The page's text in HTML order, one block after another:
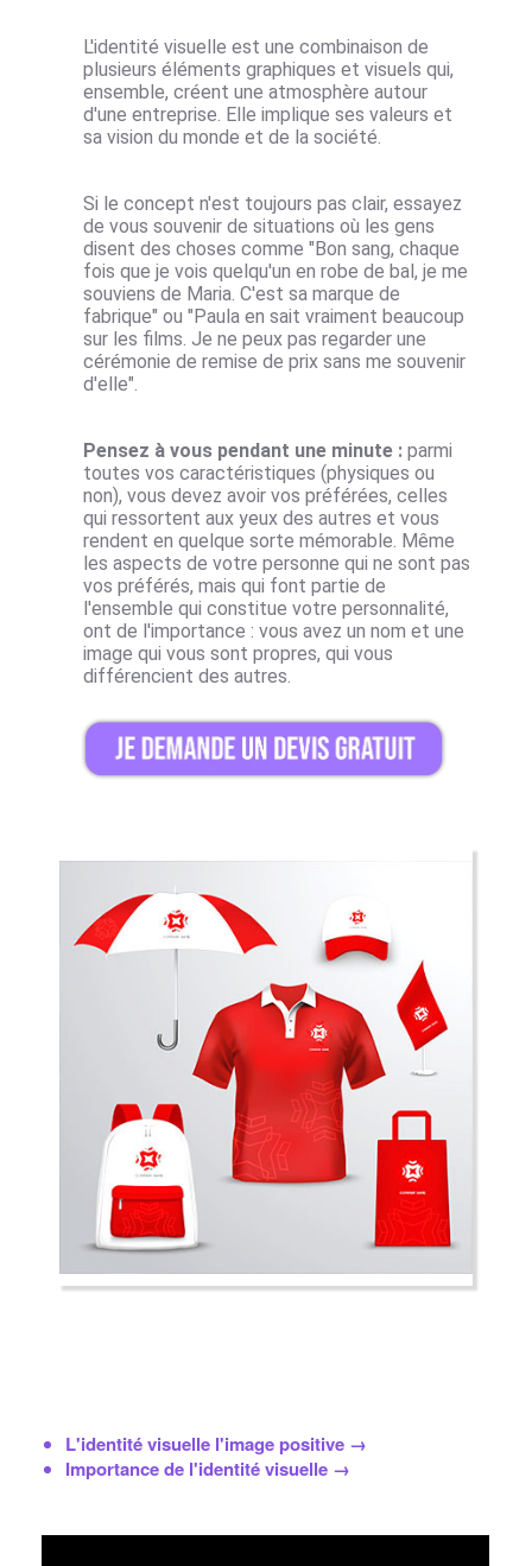
L'identité visuelle est une combinaison de
plusieurs éléments graphiques et visuels qui,
ensemble, créent une atmosphère autour
d'une entreprise. Elle implique ses valeurs et
sa vision du monde et de la société.
Si le concept n'est toujours pas clair, essayez
de vous souvenir de situations où les gens
disent des choses comme "Bon sang, chaque
fois que je vois quelqu'un en robe de bal, je me
souviens de Maria. C'est sa marque de
fabrique" ou "Paula en sait vraiment beaucoup
sur les films. Je ne peux pas regarder une
cérémonie de remise de prix sans me souvenir
d'elle".
Pensez à vous pendant une minute : parmi
toutes vos caractéristiques (physiques ou
non), vous devez avoir vos préférées, celles
qui ressortent aux yeux des autres et vous
rendent en quelque sorte mémorable. Même
les aspects de votre personne qui ne sont pas
vos préférés, mais qui font partie de
l'ensemble qui constitue votre personnalité,
ont de l'importance : vous avez un nom et une
image qui vous sont propres, qui vous
différencient des autres.
L'identité visuelle l'image positive →
Importance de l'identité visuelle →